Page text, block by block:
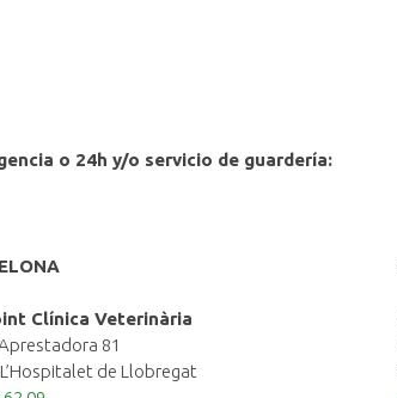
o 24h y/o servicio de guardería:
Clínica Veterinària
81
de Llobregat